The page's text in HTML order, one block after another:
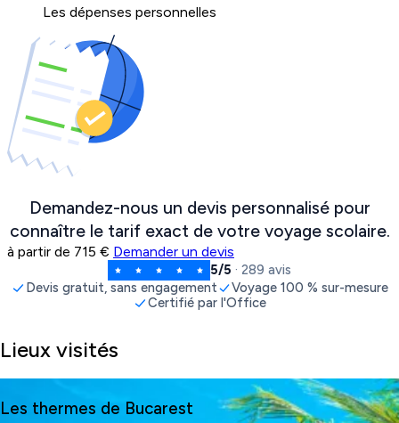
Les dépenses personnelles
Demandez-nous un devis personnalisé pour
connaître le tarif exact de votre voyage scolaire.
à partir de 715 € Demander un devis
5/5 · 289 avis
Devis gratuit, sans engagement
Voyage 100 % sur-mesure
Certifié par l'Office
Lieux visités
Les thermes de Bucarest